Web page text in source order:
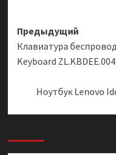
Навигация
записи
Предыдущий
Клавиатура
Keyboard
Ноутбук Lenovo